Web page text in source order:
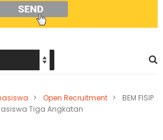
> Open Recruitment >
BEM FISIP
Tiga Angkatan